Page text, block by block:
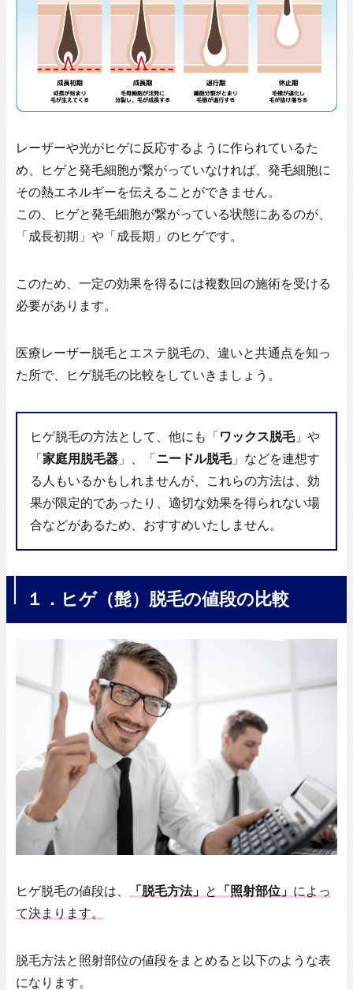
レーザーや光がヒゲに反応するように作られているた
め、ヒゲと発毛細胞が繋がっていなければ、発毛細胞に
その熱エネルギーを伝えることができません。
この、ヒゲと発毛細胞が繋がっている状態にあるのが、
「成長初期」や「成長期」のヒゲです。
このため、一定の効果を得るには複数回の施術を受ける
必要があります。
医療レーザー脱毛とエステ脱毛の、違いと共通点を知っ
た所で、ヒゲ脱毛の比較をしていきましょう。
ヒゲ脱毛の方法として、他にも「 ワックス脱毛」や
「 家庭用脱毛器 」、「 ニードル脱毛」などを連想す
る人もいるかもしれませんが、これらの方法は、効
果が限定的であったり、適切な効果を得られない場
合などがあるため、おすすめいたしません。
１．ヒゲ（髭）脱毛の値段の比較
ヒゲ脱毛の値段は、 「脱毛方法」 と 「照射部位」 によっ
て決まります。
脱毛方法と照射部位の値段をまとめると以下のような表
になります。